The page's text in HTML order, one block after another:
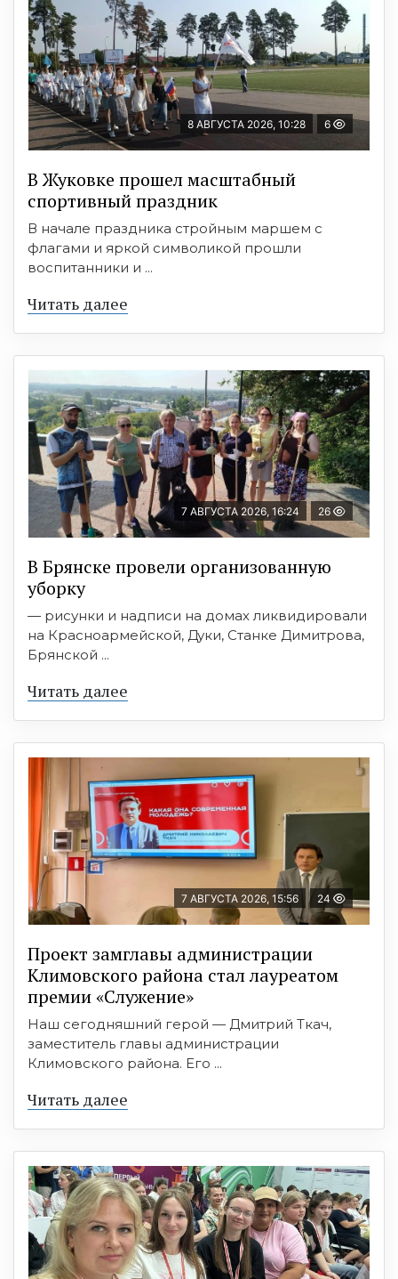
8 АВГУСТА 2026, 10:28 6
В Жуковке прошел масштабный
спортивный праздник
В начале праздника стройным маршем с
флагами и яркой символикой прошли
воспитанники и ...
Читать далее
7 АВГУСТА 2026, 16:24 26
В Брянске провели организованную
уборку
— рисунки и надписи на домах ликвидировали
на Красноармейской, Дуки, Станке Димитрова,
Брянской ...
Читать далее
7 АВГУСТА 2026, 15:56 24
Проект замглавы администрации
Климовского района стал лауреатом
премии «Служение»
Наш сегодняшний герой — Дмитрий Ткач,
заместитель главы администрации
Климовского района. Его ...
Читать далее